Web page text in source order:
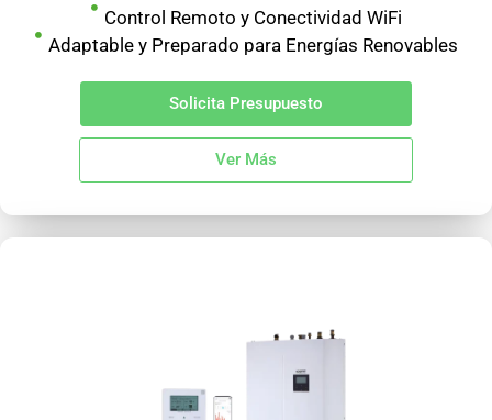
Control Remoto y Conectividad WiFi
Adaptable y Preparado para Energías Renovables
Solicita Presupuesto
Ver Más